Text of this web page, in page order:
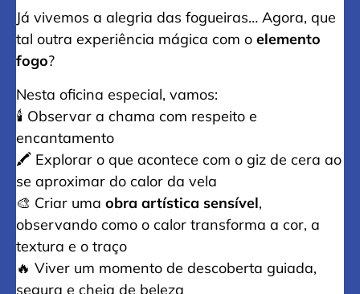
Já vivemos a alegria das fogueiras… Agora, que
tal outra experiência mágica com o elemento
fogo?
Nesta oficina especial, vamos:
🕯️ Observar a chama com respeito e
encantamento
🖍️ Explorar o que acontece com o giz de cera ao
se aproximar do calor da vela
🎨 Criar uma obra artística sensível,
observando como o calor transforma a cor, a
textura e o traço
🔥 Viver um momento de descoberta guiada,
segura e cheia de beleza